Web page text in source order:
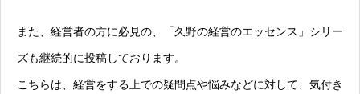
また、経営者の方に必見の、「久野の経営のエッセンス」シリー
ズも継続的に投稿しております。
こちらは、経営をする上での疑問点や悩みなどに対して、気付き